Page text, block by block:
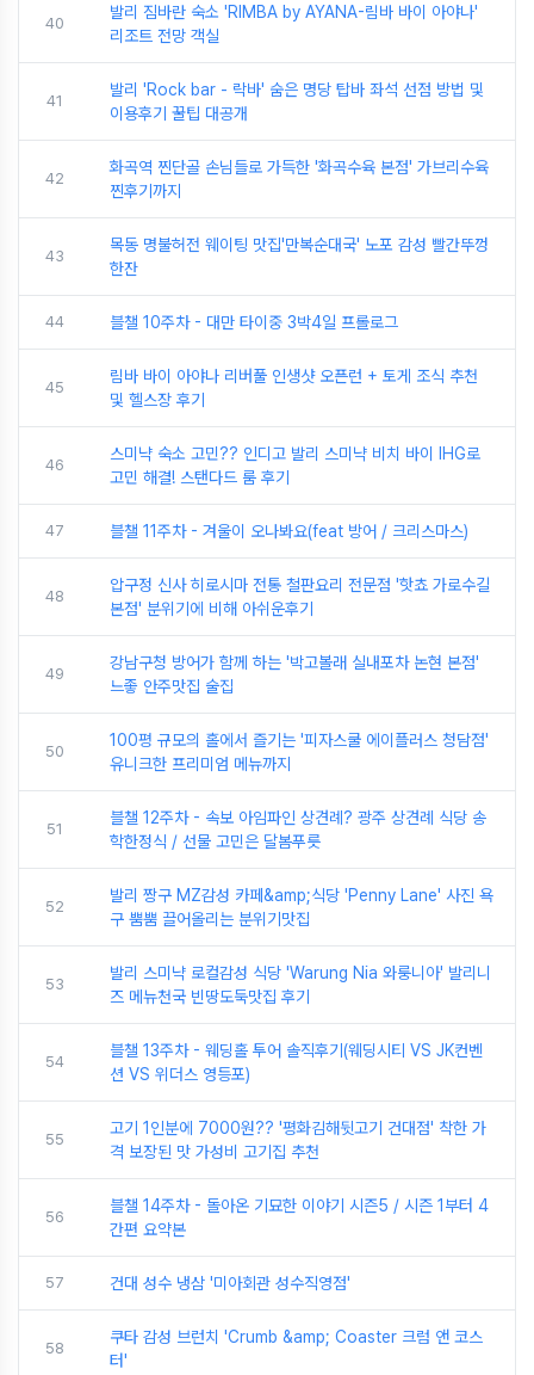
40
발리 짐바란 숙소 'RIMBA by AYANA-림바 바이 아야나'
리조트 전망 객실
41
발리 'Rock bar - 락바' 숨은 명당 탑바 좌석 선점 방법 및
이용후기 꿀팁 대공개
42
화곡역 찐단골 손님들로 가득한 '화곡수육 본점' 가브리수육
찐후기까지
43
목동 명불허전 웨이팅 맛집'만복순대국' 노포 감성 빨간뚜껑
한잔
44 블챌 10주차 - 대만 타이중 3박4일 프롤로그
45
림바 바이 아야나 리버풀 인생샷 오픈런 + 토게 조식 추천
및 헬스장 후기
46
스미냑 숙소 고민?? 인디고 발리 스미냑 비치 바이 IHG로
고민 해결! 스탠다드 룸 후기
47 블챌 11주차 - 겨울이 오나봐요(feat 방어 / 크리스마스)
48
압구정 신사 히로시마 전통 철판요리 전문점 '핫쵸 가로수길
본점' 분위기에 비해 아쉬운후기
49
강남구청 방어가 함께 하는 '박고볼래 실내포차 논현 본점'
느좋 안주맛집 술집
50
100평 규모의 홀에서 즐기는 '피자스쿨 에이플러스 청담점'
유니크한 프리미엄 메뉴까지
51
블챌 12주차 - 속보 아임파인 상견례? 광주 상견례 식당 송
학한정식 / 선물 고민은 달봄푸릇
52
발리 짱구 MZ감성 카페&amp;식당 'Penny Lane' 사진 욕
구 뿜뿜 끌어올리는 분위기맛집
53
발리 스미냑 로컬감성 식당 'Warung Nia 와룽니아' 발리니
즈 메뉴천국 빈땅도둑맛집 후기
54
블챌 13주차 - 웨딩홀 투어 솔직후기(웨딩시티 VS JK컨벤
션 VS 위더스 영등포)
55
고기 1인분에 7000원?? '평화김해뒷고기 건대점' 착한 가
격 보장된 맛 가성비 고기집 추천
56
블챌 14주차 - 돌아온 기묘한 이야기 시즌5 / 시즌 1부터 4
간편 요약본
57 건대 성수 냉삼 '미아회관 성수직영점'
58
쿠타 감성 브런치 'Crumb &amp; Coaster 크럼 앤 코스
터'